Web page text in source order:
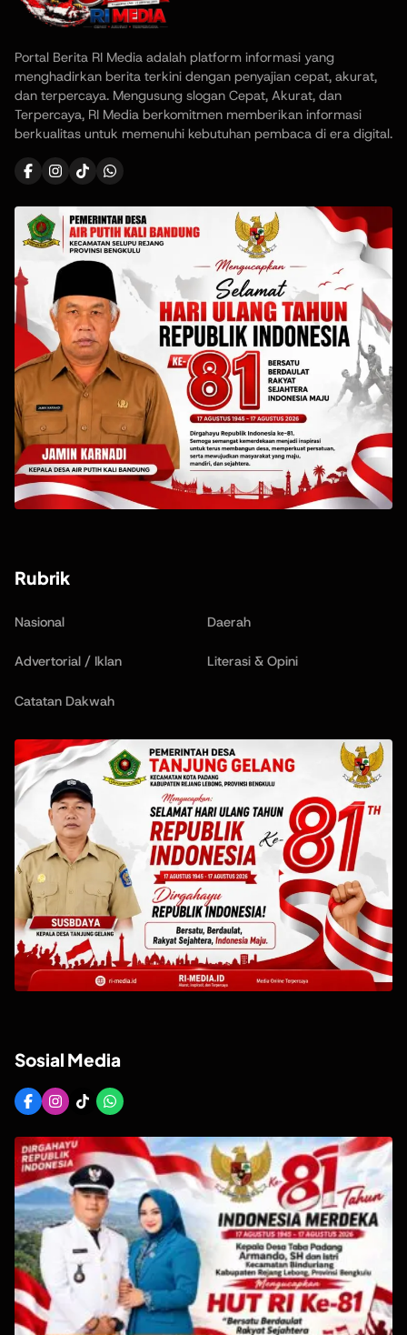
Portal Berita RI Media adalah platform informasi yang
menghadirkan berita terkini dengan penyajian cepat, akurat,
dan terpercaya. Mengusung slogan Cepat, Akurat, dan
Terpercaya, RI Media berkomitmen memberikan informasi
berkualitas untuk memenuhi kebutuhan pembaca di era digital.
Rubrik
Nasional Daerah
Advertorial / Iklan Literasi & Opini
Catatan Dakwah
Sosial Media